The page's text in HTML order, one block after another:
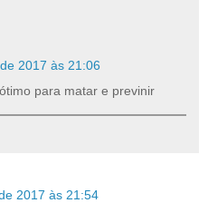
2017 às 21:06
para matar e previnir
2017 às 21:54